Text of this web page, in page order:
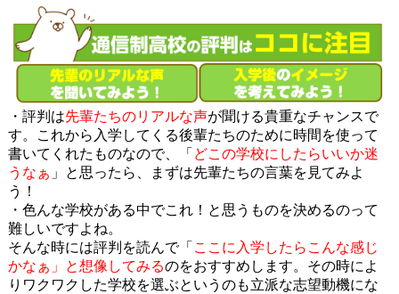
・評判は先輩たちのリアルな声が聞ける貴重なチャンスで
す。これから入学してくる後輩たちのために時間を使って
書いてくれたものなので、「 どこの学校にしたらいいか迷
うなぁ 」と思ったら、まずは先輩たちの言葉を見てみよ
う！
・色んな学校がある中でこれ！と思うものを決めるのって
難しいですよね。
そんな時には評判を読んで「 ここに入学したらこんな感じ
かなぁ」と想像してみるのをおすすめします。その時によ
りワクワクした学校を選ぶというのも立派な志望動機にな